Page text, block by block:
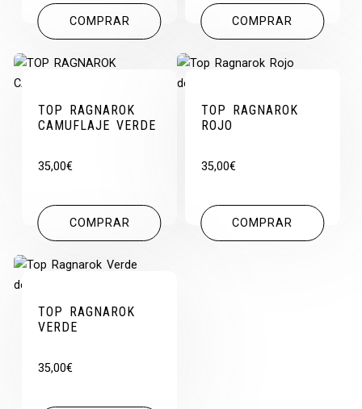
COMPRAR COMPRAR
TOP RAGNAROK
CAMUFLAJE VERDE
35,00€
COMPRAR
TOP RAGNAROK
ROJO
35,00€
COMPRAR
TOP RAGNAROK
VERDE
35,00€